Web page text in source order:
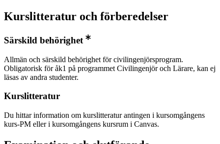
Kurslitteratur och förberedelser
Särskild behörighet
Allmän och särskild behörighet för civilingenjörsprogram.
Obligatorisk för åk1 på programmet Civilingenjör och Lärare, kan ej
läsas av andra studenter.
Kurslitteratur
Du hittar information om kurslitteratur antingen i kursomgångens
kurs-PM eller i kursomgångens kursrum i Canvas.